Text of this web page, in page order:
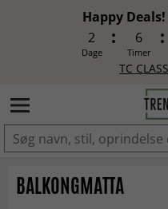
Happy
2
Dage
6
Timer
TC
BALKONGMATTA